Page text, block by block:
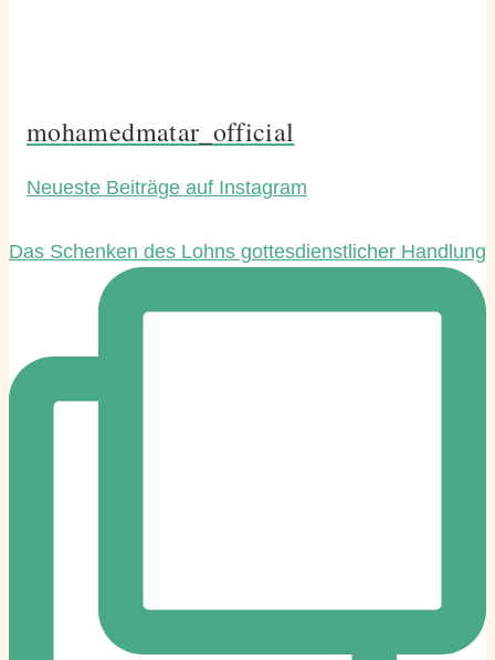
mohamedmatar_official
Neueste Beiträge auf Instagram
Das Schenken des Lohns gottesdienstlicher Handlung